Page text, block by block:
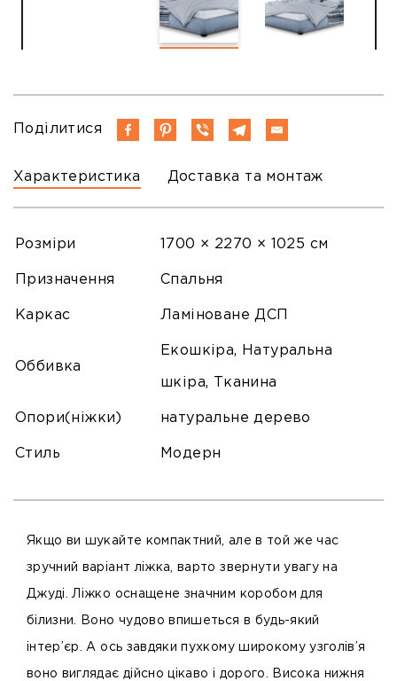
Характеристика Доставка та монтаж
Поділитися
Розміри 1700 × 2270 × 1025 см
Призначення Спальня
Каркас Ламіноване ДСП
Оббивка
Екошкіра, Натуральна
шкіра, Тканина
Опори(ніжки) натуральне дерево
Стиль Модерн
Якщо ви шукайте компактний, але в той же час
зручний варіант ліжка, варто звернути увагу на
Джуді. Ліжко оснащене значним коробом для
білизни. Воно чудово впишеться в будь-який
інтер’єр. А ось завдяки пухкому широкому узголів’я
воно виглядає дійсно цікаво і дорого. Висока нижня